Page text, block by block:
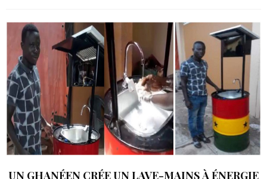
UN GHANÉEN CRÉE UN LAVE-MAINS À ÉNERGIE